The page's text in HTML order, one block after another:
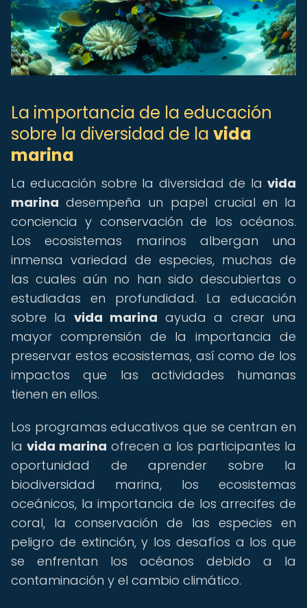
La importancia de la educación
sobre la diversidad de la vida
marina
La educación sobre la diversidad de la vida
marina desempeña un papel crucial en la
conciencia y conservación de los océanos.
Los ecosistemas marinos albergan una
inmensa variedad de especies, muchas de
las cuales aún no han sido descubiertas o
estudiadas en profundidad. La educación
sobre la vida marina ayuda a crear una
mayor comprensión de la importancia de
preservar estos ecosistemas, así como de los
impactos que las actividades humanas
tienen en ellos.
Los programas educativos que se centran en
la vida marina ofrecen a los participantes la
oportunidad de aprender sobre la
biodiversidad marina, los ecosistemas
oceánicos, la importancia de los arrecifes de
coral, la conservación de las especies en
peligro de extinción, y los desafíos a los que
se enfrentan los océanos debido a la
contaminación y el cambio climático.